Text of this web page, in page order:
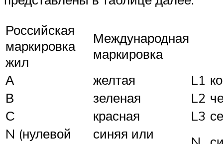
Российская
маркировка
жил
Международная
маркировка
А
желтая L1
В
зеленая L2
С
красная L3
N (нулевой
синяя или